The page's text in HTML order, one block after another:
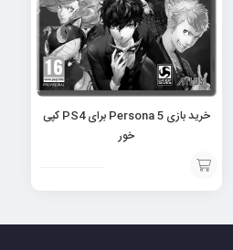
خرید بازی Persona 5 برای PS4 کپی
خور
افزودن
به